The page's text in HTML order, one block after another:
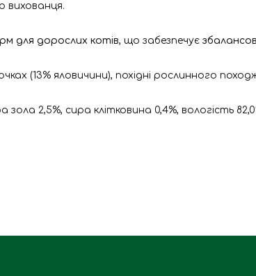
вихованця.
для дорослих котів, що забезпечує
яловичини), похідні рослинного
2,5%, сира клітковина 0,4%, вологість